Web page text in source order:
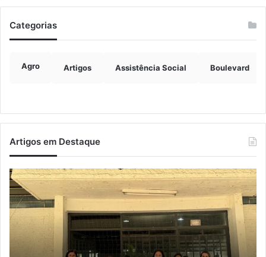
Categorias
Agro Artigos Assistência Social Boulevard
Artigos em Destaque
Projeto
“Entre
Nós”
reúne
mulheres
e